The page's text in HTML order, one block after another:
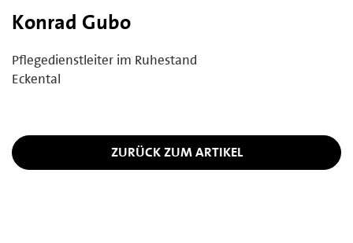
Konrad Gubo
Pflegedienstleiter im Ruhestand
Eckental
ZURÜCK ZUM ARTIKEL